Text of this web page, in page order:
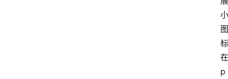
小
图
标
在
p